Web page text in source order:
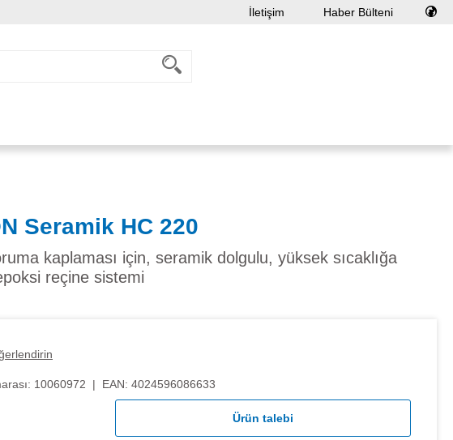
İletişim Haber Bülteni
Seramik HC 220
kaplaması için, seramik dolgulu, yüksek sıcaklığa
reçine sistemi
10060972 | EAN: 4024596086633
Ürün talebi